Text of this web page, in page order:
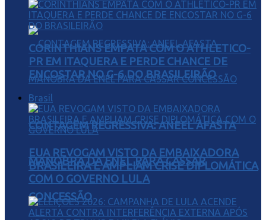
CONTAGEM REGRESSIVA: ANEEL AFASTA
MANOBRA DA ENEL PARA CASSAR
CONCESSÃO
CORINTHIANS EMPATA COM O ATHLETICO-
PR EM ITAQUERA E PERDE CHANCE DE
ENCOSTAR NO G-6 DO BRASILEIRÃO
Brasil
EUA REVOGAM VISTO DA EMBAIXADORA
BRASILEIRA E AMPLIAM CRISE DIPLOMÁTICA
COM O GOVERNO LULA